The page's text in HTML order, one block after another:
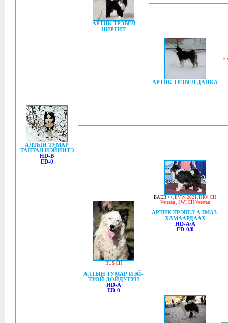
АЛТЫН ТУМАР
ТАПТАЛ ИЭЙИИТЭ
HD-B
ED-0
АРТИК ТРЭВЕЛ
НИРГИТ
АРТИК ТРЭВЕЛ ДАНКА
3
RUS CH
АЛТЫН ТУМАР ИЭЙ-
ТУОЙ ДОЙДУГУН
HD-A
ED-0
BAER ++, EVW 2021, HRV CH
Veteran , SWI CH Veteran
АРТИК ТРЭВЕЛ АЛМАЗ-
ХАМААРДААХ
HD-A/A
ED-0/0